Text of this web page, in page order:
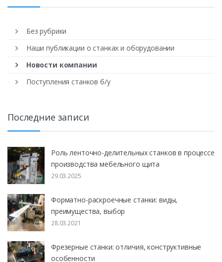
Без рубрики
Наши публикации о станках и оборудовании
Новости компании
Поступления станков б/у
Последние записи
Роль ленточно-делительных станков в процессе
производства мебельного щита
29.03.2025
Форматно-раскроечные станки: виды,
преимущества, выбор
28.03.2021
Фрезерные станки: отличия, конструктивные
особенности